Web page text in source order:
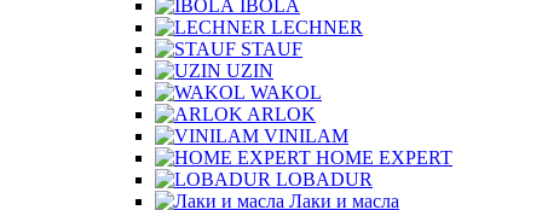
LECHNER
STAUF
UZIN
WAKOL
ARLOK
VINILAM
HOME EXPERT
LOBADUR
Лаки и масла